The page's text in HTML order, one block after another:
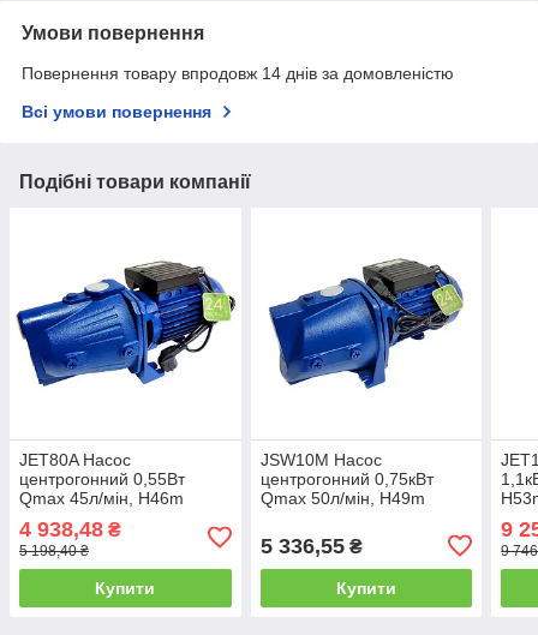
Умови повернення
Повернення товару впродовж 14 днів за домовленістю
Всі умови повернення
Подібні товари компанії
JET80A Насос
центрогонний 0,55Вт
Qmax 45л/мін, H46m
4 938,48 ₴
5 198,40 ₴
Купити
JSW10M Насос
центрогонний 0,75кВт
Qmax 50л/мін, H49m
5 336,55₴
Купити
9
9